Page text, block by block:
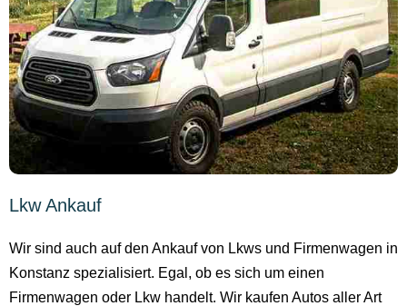
Lkw Ankauf
Wir sind auch auf den Ankauf von Lkws und Firmenwagen in
Konstanz spezialisiert. Egal, ob es sich um einen
Firmenwagen oder Lkw handelt. Wir kaufen Autos aller Art